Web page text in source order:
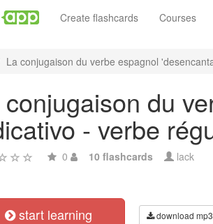
Create flashcards Courses
La conjugaison du verbe espagnol
conjugaison du
- verbe
0 10 flashcards lack
start learning download mp3